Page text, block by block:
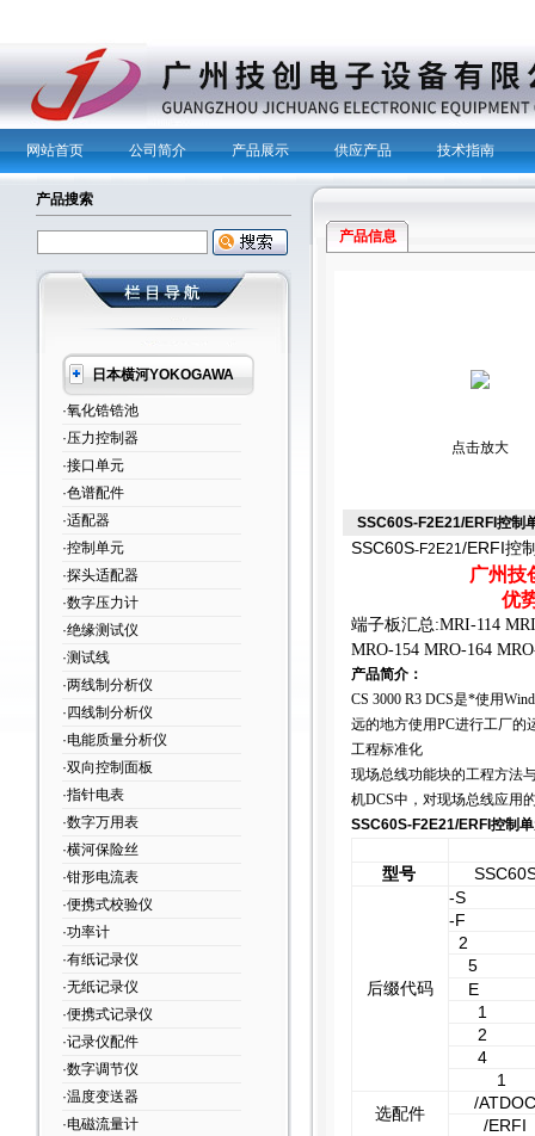
网站首页 公司简介 产品展示 供应产品 技术指南
产品搜索
日本横河YOKOGAWA
·氧化锆锆池
·压力控制器
·接口单元
·色谱配件
·适配器
·控制单元
·探头适配器
·数字压力计
·绝缘测试仪
·测试线
·两线制分析仪
·四线制分析仪
·电能质量分析仪
·双向控制面板
·指针电表
·数字万用表
·横河保险丝
·钳形电流表
·便携式校验仪
·功率计
·有纸记录仪
·无纸记录仪
·便携式记录仪
·记录仪配件
·数字调节仪
·温度变送器
·电磁流量计
产品信息
点击放大
SSC60S-F2E21/ERFI控制
SSC60S-F2E21/ERFI控
广州技
优
端子板汇总:MRI-114
MRO-154 MRO-164
产品简介：
CS 3000 R3 DCS是*使用
远的地方使用PC进行工厂的
工程标准化
现场总线功能块的工程方法
机DCS中，对现场总线应用
SSC60S-F2E21/ERFI控制
型号
后缀代码
-S
-F
2
5
E
1
2
4
1
选配件
/ATDOC
/ERFI